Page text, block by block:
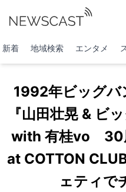
新着 地域検索 エンタメ
1992年ビッグ
『山田壮晃 & ビ
with 有桂vo 30
at COTTON
ェティで